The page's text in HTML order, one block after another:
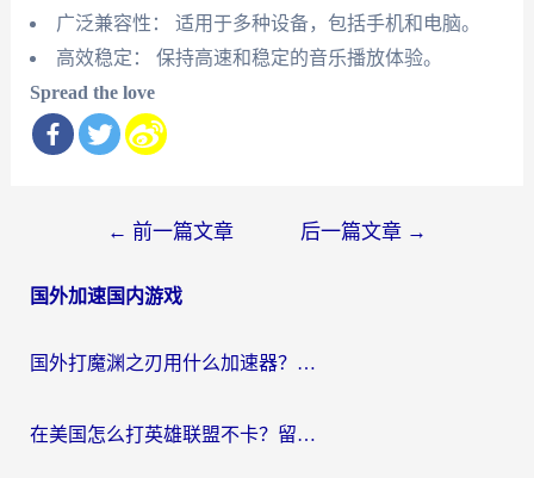
广泛兼容性： 适用于多种设备，包括手机和电脑。
高效稳定： 保持高速和稳定的音乐播放体验。
Spread the love
导
← 前一篇文章 后一篇文章 →
国外加速国内游戏
国外打魔渊之刃用什么加速器？2026海外玩家国服游戏加速全攻略（附闪耀暖暖&复苏的魔女避坑指南）
在美国怎么打英雄联盟不卡？留学生亲测的国服游戏加速全攻略